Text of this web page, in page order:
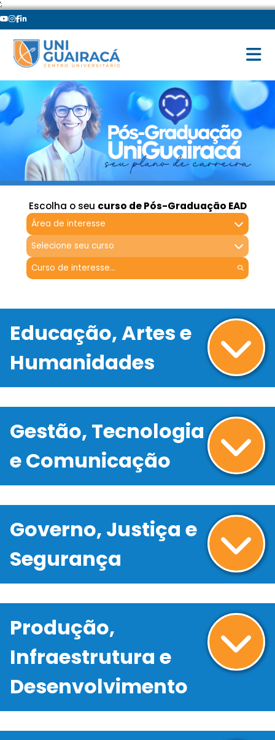
';
Escolha o seu curso de Pós-Graduação EAD
Área de interesse
Selecione seu curso
Educação, Artes e
Humanidades
Gestão, Tecnologia
e Comunicação
Governo, Justiça e
Segurança
Produção,
Infraestrutura e
Desenvolvimento